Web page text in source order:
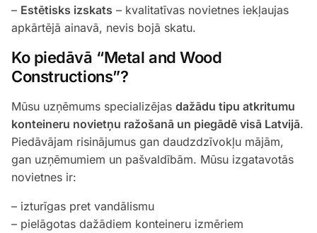
– Estētisks izskats – kvalitatīvas novietnes iekļaujas
apkārtējā ainavā, nevis bojā skatu.
Ko piedāvā “Metal and Wood
Constructions”?
Mūsu uzņēmums specializējas dažādu tipu atkritumu
konteineru novietņu ražošanā un piegādē visā Latvijā.
Piedāvājam risinājumus gan daudzdzīvokļu mājām,
gan uzņēmumiem un pašvaldībām. Mūsu izgatavotās
novietnes ir:
– izturīgas pret vandālismu
– pielāgotas dažādiem konteineru izmēriem